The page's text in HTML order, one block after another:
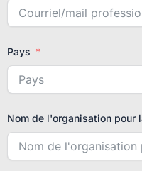
Pays
Nom de l'organisation pour